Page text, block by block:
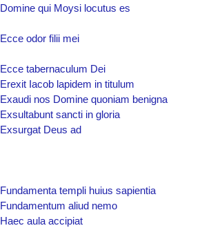
Domine qui Moysi locutus es
Ecce odor filii mei
Ecce tabernaculum Dei
Erexit Iacob lapidem in titulum
Exaudi nos Domine quoniam benigna
Exsultabunt sancti in gloria
Exsurgat Deus ad
Fundamenta templi huius sapientia
Fundamentum aliud nemo
Haec aula accipiat